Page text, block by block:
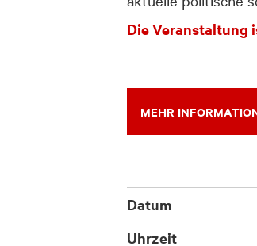
Die Veranstaltung
MEHR
Datum
Uhrzeit